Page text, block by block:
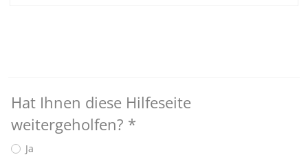
Hat Ihnen diese Hilfeseite
weitergeholfen? *
Ja